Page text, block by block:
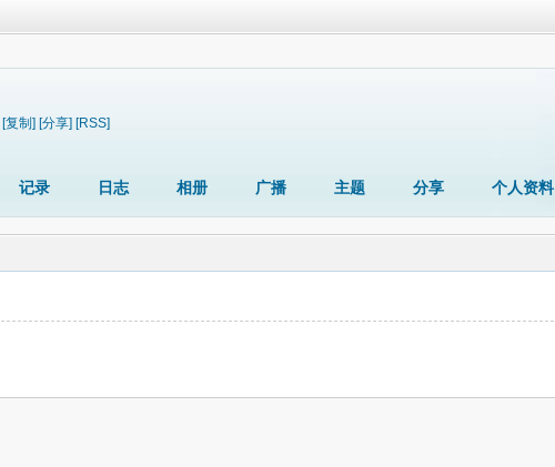
[复制] [分享] [RSS]
记录 日志 相册 广播 主题 分享 个人资料